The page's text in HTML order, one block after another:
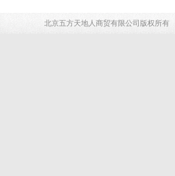
北京五方天地人商贸有限公司版权所有